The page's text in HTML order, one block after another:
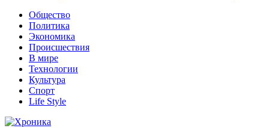
Общество
Политика
Экономика
Происшествия
В мире
Технологии
Культура
Спорт
Life Style